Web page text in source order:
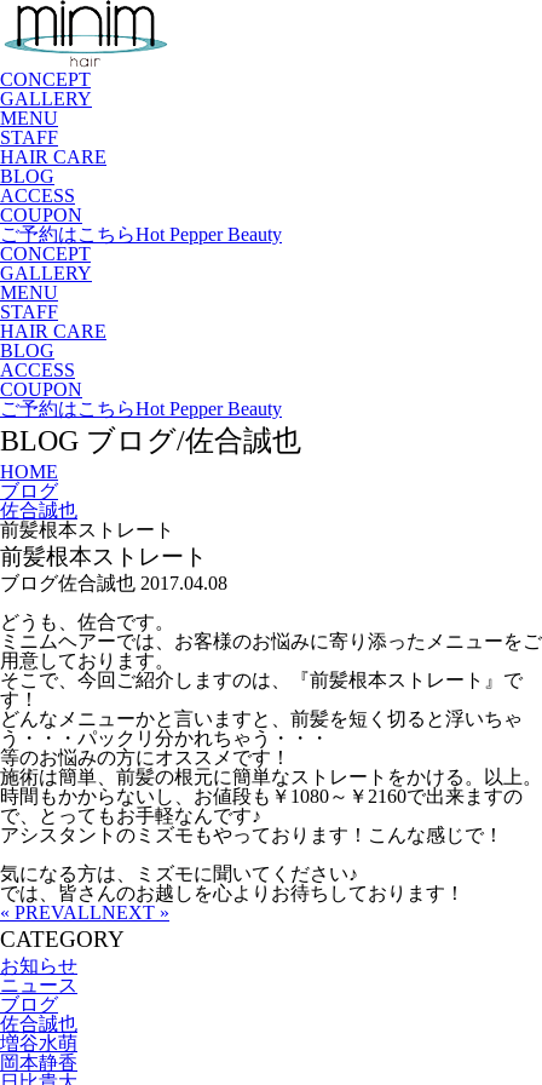
CONCEPT
GALLERY
MENU
STAFF
HAIR CARE
BLOG
ACCESS
COUPON
ご予約はこちらHot Pepper Beauty
CONCEPT
GALLERY
MENU
STAFF
HAIR CARE
BLOG
ACCESS
COUPON
ご予約はこちらHot Pepper Beauty
BLOG ブログ/佐合誠也
HOME
ブログ
佐合誠也
前髪根本ストレート
前髪根本ストレート
ブログ佐合誠也 2017.04.08
どうも、佐合です。
ミニムヘアーでは、お客様のお悩みに寄り添ったメニューをご
用意しております。
そこで、今回ご紹介しますのは、『前髪根本ストレート』で
す！
どんなメニューかと言いますと、前髪を短く切ると浮いちゃ
う・・・パックリ分かれちゃう・・・
等のお悩みの方にオススメです！
施術は簡単、前髪の根元に簡単なストレートをかける。以上。
時間もかからないし、お値段も￥1080～￥2160で出来ますの
で、とってもお手軽なんです♪
アシスタントのミズモもやっております！こんな感じで！
気になる方は、ミズモに聞いてください♪
では、皆さんのお越しを心よりお待ちしております！
« PREVALLNEXT »
CATEGORY
お知らせ
ニュース
ブログ
佐合誠也
増谷水萌
岡本静香